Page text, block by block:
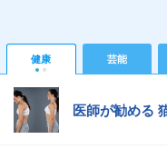
健康 芸能
医師が勧める